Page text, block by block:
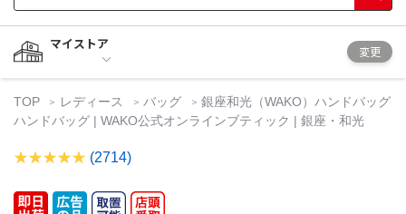
マイストア
変更
TOP レディース バッグ
銀座和光（WAKO）ハンドバッグ
ハンドバッグ | WAKO公式オンラインブティック | 銀座・和光
(2714)